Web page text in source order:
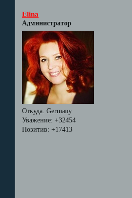
Elina
Администратор
Откуда: Germany
Уважение: +32454
Позитив: +17413